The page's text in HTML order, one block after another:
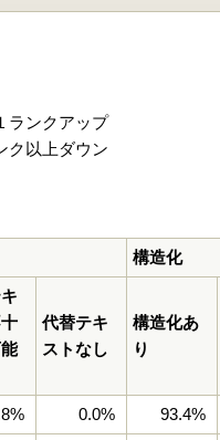
ランクアップ
ク以上ダウン
構造化
代替テキ
ストなし
構造化あ
り
0.0% 93.4%